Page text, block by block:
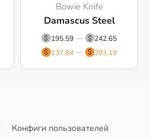
Bowie Knife
Damascus Steel
195.59
242.65
137.84
293.19
Конфиги пользователей